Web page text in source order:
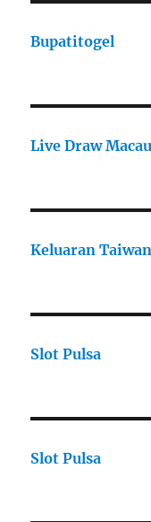
Bupatitogel
Live Draw Macau
Keluaran Taiwan
Slot Pulsa
Slot Pulsa